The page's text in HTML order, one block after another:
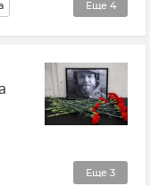
Еще 4
Крым
Еще 3